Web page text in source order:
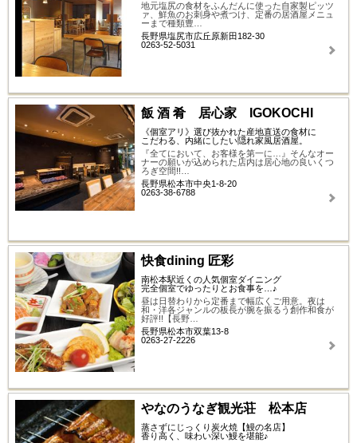
地元塩尻の食材をふんだんに使った自家製ピッツ
ァ、鮮魚のお刺身や煮つけ、定番の居酒屋メニュ
ーまで種類豊…
長野県塩尻市広丘原新田182-30
0263-52-5031
飯 酒 肴 居心家 IGOKOCHI
《個室アリ》選び抜かれた産地直送の食材に
こだわる、内緒にしたい隠れ家風居酒屋。
『全てにおいて、お客様を第一に…』そんなオー
ナーの願いが込められた店内は居心地の良いくつ
ろぎ空間!!…
長野県松本市中央1-8-20
0263-38-6788
快食dining 匠彩
南松本駅近くの人気個室ダイニング
完全個室でゆったりとお食事を…♪
昼は日替わりから定番まで幅広くご用意。夜は
和・洋各ジャンルの板長が腕を振るう創作和食が
好評!!【長野…
長野県松本市双葉13-8
0263-27-2226
やなのうなぎ観光荘 松本店
蒸さずにじっくり炭火焼【鰻の名店】
香り高く、味わい深い鰻を堪能♪